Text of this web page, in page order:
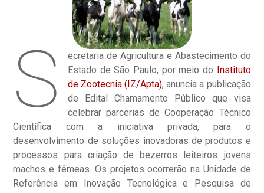
S
ecretaria de Agricultura e Abastecimento do
Estado de São Paulo, por meio do
Instituto
de Zootecnia (IZ/Apta), anuncia a publicação
de Edital Chamamento Público que visa
celebrar parcerias de Cooperação Técnico
Científica com a iniciativa privada, para o
desenvolvimento de soluções inovadoras de produtos e
processos para criação de bezerros leiteiros jovens
machos e fêmeas. Os projetos ocorrerão na Unidade de
Referência em Inovação Tecnológica e Pesquisa de